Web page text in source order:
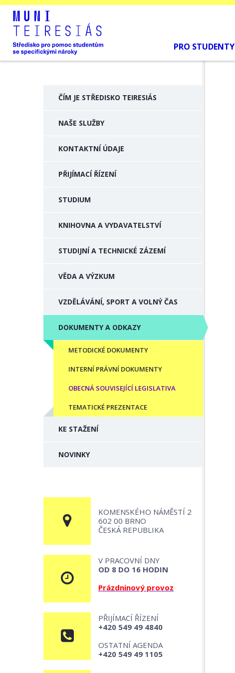
PRO STUDENTY
ČÍM JE STŘEDISKO TEIRESIÁS
NAŠE SLUŽBY
KONTAKTNÍ ÚDAJE
PŘIJÍMACÍ ŘÍZENÍ
STUDIUM
KNIHOVNA A VYDAVATELSTVÍ
STUDIJNÍ A TECHNICKÉ ZÁZEMÍ
VĚDA A VÝZKUM
VZDĚLÁVÁNÍ, SPORT A VOLNÝ ČAS
DOKUMENTY A ODKAZY
METODICKÉ DOKUMENTY
INTERNÍ PRÁVNÍ DOKUMENTY
OBECNÁ SOUVISEJÍCÍ LEGISLATIVA
TEMATICKÉ PREZENTACE
KE STAŽENÍ
NOVINKY
KOMENSKÉHO NÁMĚSTÍ 2
602 00 BRNO
ČESKÁ REPUBLIKA
V PRACOVNÍ DNY
OD 8 DO 16 HODIN
Prázdninový provoz
PŘIJÍMACÍ ŘÍZENÍ
+420 549 49 4840
OSTATNÍ AGENDA
+420 549 49 1105